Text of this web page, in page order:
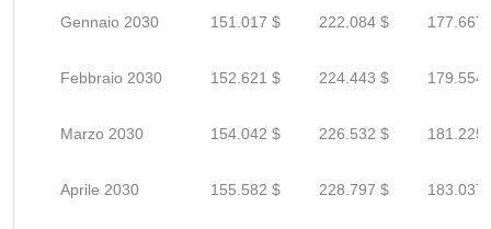
Gennaio 2030 151.017 $ 222.084 $ 177.667
Febbraio 2030 152.621 $ 224.443 $ 179.554
Marzo 2030 154.042 $ 226.532 $ 181.225
Aprile 2030 155.582 $ 228.797 $ 183.037